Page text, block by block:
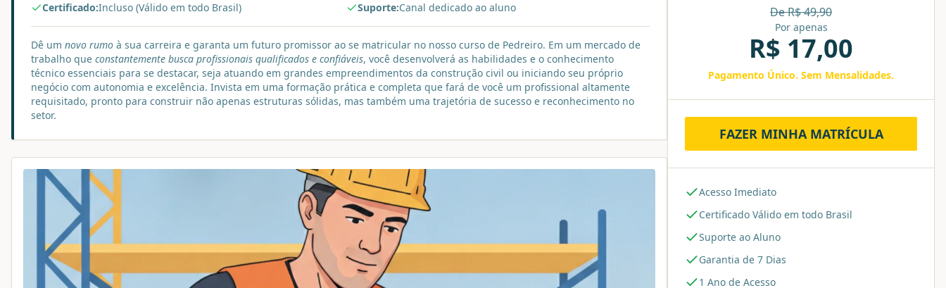
Certificado:Incluso (Válido em todo Brasil)
Suporte:Canal dedicado ao aluno
Dê um novo rumo à sua carreira e garanta um futuro promissor ao se matricular no nosso curso de Pedreiro. Em um mercado de
trabalho que constantemente busca profissionais qualificados e confiáveis, você desenvolverá as habilidades e o conhecimento
técnico essenciais para se destacar, seja atuando em grandes empreendimentos da construção civil ou iniciando seu próprio
negócio com autonomia e excelência. Invista em uma formação prática e completa que fará de você um profissional altamente
requisitado, pronto para construir não apenas estruturas sólidas, mas também uma trajetória de sucesso e reconhecimento no
setor.
De R$49,90
Por apenas
R$ 17,00
Pagamento Único. Sem Mensalidades.
FAZER MINHA MATRÍCULA
Acesso Imediato
Certificado Válido em todo Brasil
Suporte ao Aluno
Garantia de 7 Dias
1 Ano de Acesso